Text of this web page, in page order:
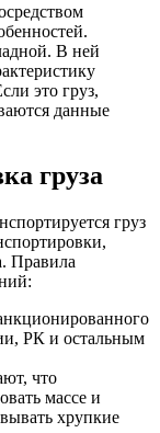
В ней
это груз,
данные
груза
груз
Правила
РК и остальным
что
массе и
хрупкие